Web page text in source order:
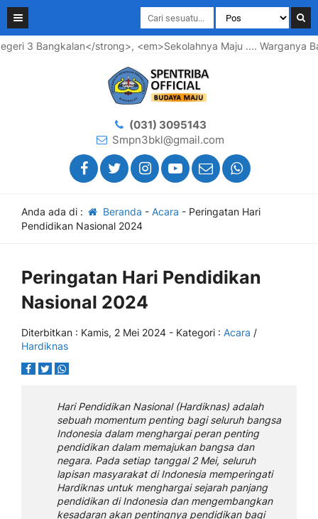
strong>, <em>Sekolahnya Maju .... Warganya Bahagia ...</
(031) 3095143
Smpn3bkl@gmail.com
Anda ada di : Beranda - Acara - Peringatan Hari
Pendidikan Nasional 2024
Peringatan Hari Pendidikan
Nasional 2024
Diterbitkan : Kamis, 2 Mei 2024 - Kategori : Acara /
Hardiknas
Hari Pendidikan Nasional (Hardiknas) adalah
sebuah momentum penting bagi seluruh bangsa
Indonesia dalam menghargai peran penting
pendidikan dalam memajukan bangsa dan
negara. Pada setiap tanggal 2 Mei, seluruh
lapisan masyarakat di Indonesia memperingati
Hardiknas untuk menghargai sejarah panjang
pendidikan di Indonesia dan mengembangkan
kesadaran akan pentingnya pendidikan bagi